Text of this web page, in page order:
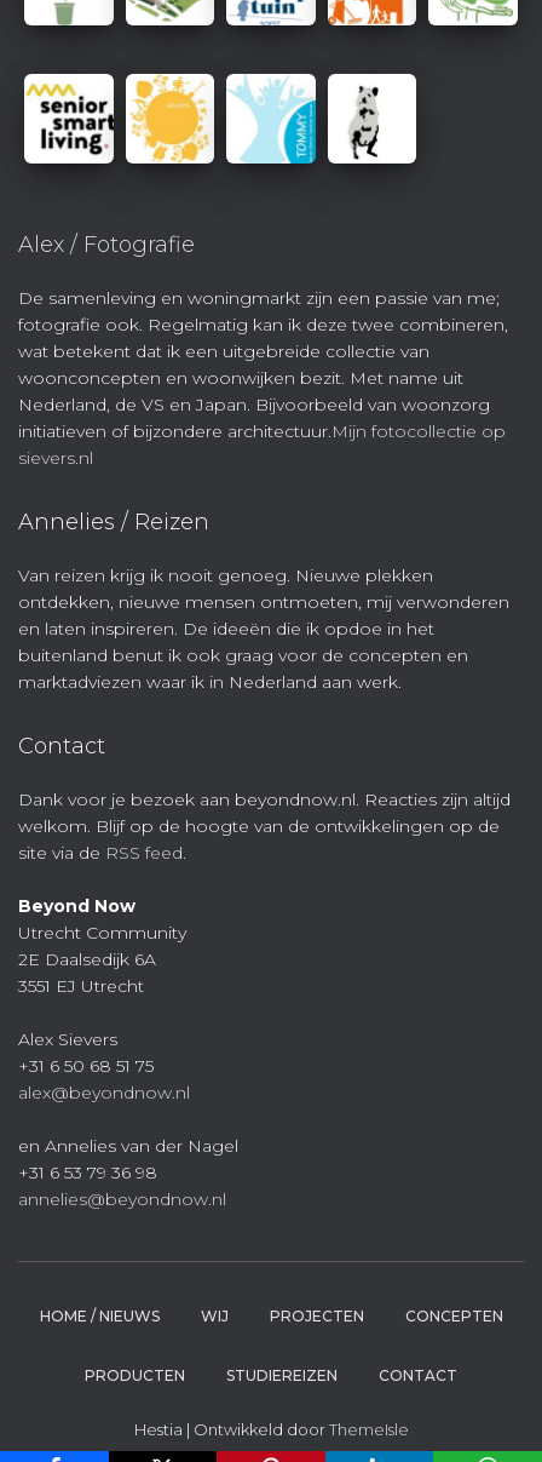
Alex / Fotografie
De samenleving en woningmarkt zijn een passie van me;
fotografie ook. Regelmatig kan ik deze twee combineren,
wat betekent dat ik een uitgebreide collectie van
woonconcepten en woonwijken bezit. Met name uit
Nederland, de VS en Japan. Bijvoorbeeld van woonzorg
initiatieven of bijzondere architectuur.Mijn fotocollectie op
sievers.nl
Annelies / Reizen
Van reizen krijg ik nooit genoeg. Nieuwe plekken
ontdekken, nieuwe mensen ontmoeten, mij verwonderen
en laten inspireren. De ideeën die ik opdoe in het
buitenland benut ik ook graag voor de concepten en
marktadviezen waar ik in Nederland aan werk.
Contact
Dank voor je bezoek aan beyondnow.nl. Reacties zijn altijd
welkom. Blijf op de hoogte van de ontwikkelingen op de
site via de RSS feed.
Beyond Now
Utrecht Community
2E Daalsedijk 6A
3551 EJ Utrecht
Alex Sievers
+31 6 50 68 51 75
alex@beyondnow.nl
en Annelies van der Nagel
+31 6 53 79 36 98
annelies@beyondnow.nl
HOME / NIEUWS WIJ PROJECTEN CONCEPTEN
PRODUCTEN STUDIEREIZEN CONTACT
Hestia | Ontwikkeld doorThemeIsle